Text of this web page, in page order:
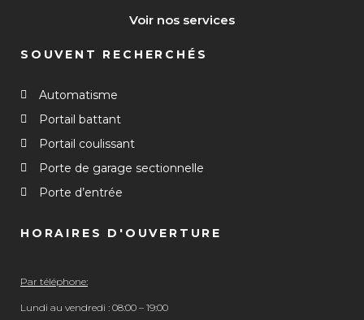
Voir nos services
SOUVENT RECHERCHÉS
Automatisme
Portail battant
Portail coulissant
Porte de garage sectionnelle
Porte d’entrée
HORAIRES D'OUVERTURE
Par téléphone:
Lundi au vendredi : 08:00 – 19:00